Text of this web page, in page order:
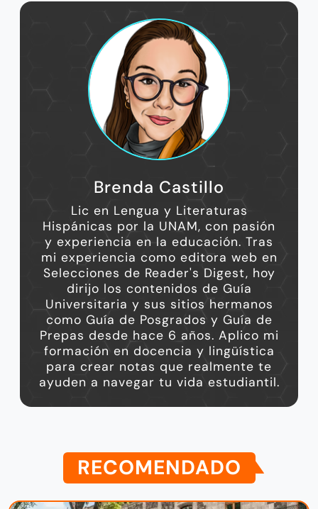
Brenda Castillo
Lic en Lengua y Literaturas
Hispánicas por la UNAM, con pasión
y experiencia en la educación. Tras
mi experiencia como editora web en
Selecciones de Reader's Digest, hoy
dirijo los contenidos de Guía
Universitaria y sus sitios hermanos
como Guía de Posgrados y Guía de
Prepas desde hace 6 años. Aplico mi
formación en docencia y lingüística
para crear notas que realmente te
ayuden a navegar tu vida estudiantil.
RECOMENDADO